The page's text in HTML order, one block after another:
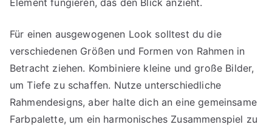
Element fungieren, das den Blick anzieht.
Für einen ausgewogenen Look solltest du die
verschiedenen Größen und Formen von Rahmen in
Betracht ziehen. Kombiniere kleine und große Bilder,
um Tiefe zu schaffen. Nutze unterschiedliche
Rahmendesigns, aber halte dich an eine gemeinsame
Farbpalette, um ein harmonisches Zusammenspiel zu